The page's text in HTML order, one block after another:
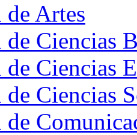
de Artes
de Ciencias
de Ciencias
de Ciencias
de